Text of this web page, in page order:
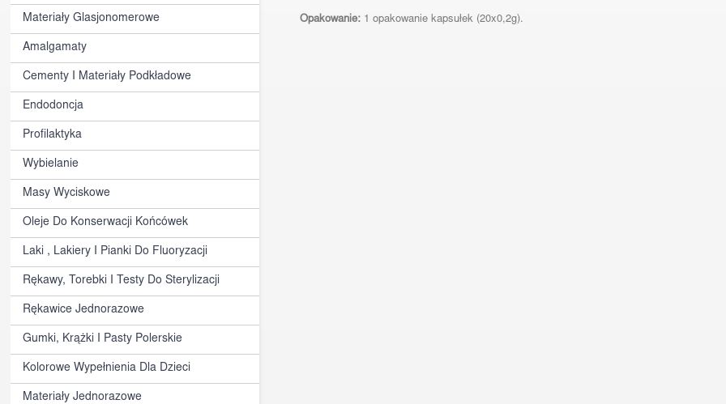
Materiały Glasjonomerowe
Amalgamaty
Cementy I Materiały Podkładowe
Endodoncja
Profilaktyka
Wybielanie
Masy Wyciskowe
Oleje Do Konserwacji Końcówek
Laki , Lakiery I Pianki Do Fluoryzacji
Rękawy, Torebki I Testy Do Sterylizacji
Rękawice Jednorazowe
Gumki, Krążki I Pasty Polerskie
Kolorowe Wypełnienia Dla Dzieci
Materiały Jednorazowe
Opakowanie: 1 opakowanie kapsułek (20x0,2g).